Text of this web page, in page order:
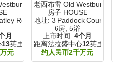
Road
月
13英里
元
老西布雷 Old Westbury
房子 HOUSE
地址: 3 Paddock Court
6房, 5浴
上市时间:4个月
距离法拉盛中心12英里
约人民币2千万元